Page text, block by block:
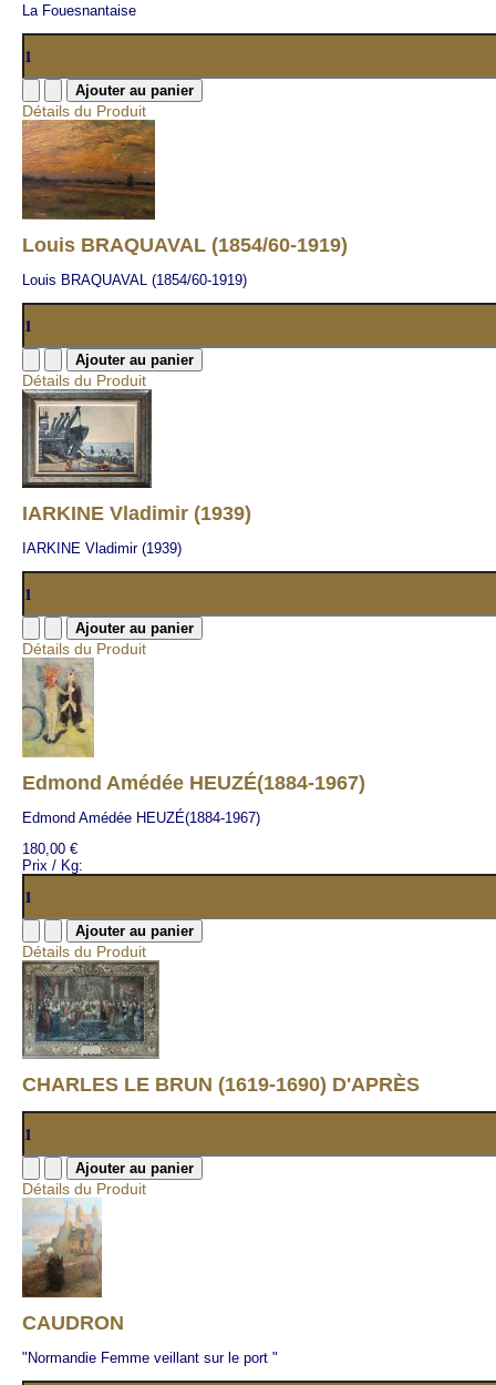
La Fouesnantaise
Détails du Produit
Louis BRAQUAVAL (1854/60-1919)
Louis BRAQUAVAL (1854/60-1919)
Détails du Produit
IARKINE Vladimir (1939)
IARKINE Vladimir (1939)
Détails du Produit
Edmond Amédée HEUZÉ(1884-1967)
Edmond Amédée HEUZÉ(1884-1967)
180,00 €
Prix / Kg:
Détails du Produit
CHARLES LE BRUN (1619-1690) D'APRÈS
Détails du Produit
CAUDRON
"Normandie Femme veillant sur le port "